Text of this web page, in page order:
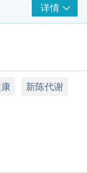
、矿物质及
详情
健康网购
新陈代谢